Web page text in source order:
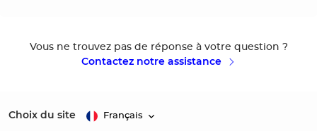
Vous ne trouvez pas de réponse à votre question ?
Contactez notre assistance
Choix du site Français